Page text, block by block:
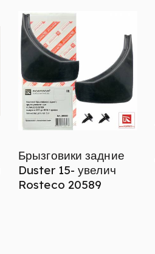
Брызговики задние
Duster 15- увелич
Rosteco 20589